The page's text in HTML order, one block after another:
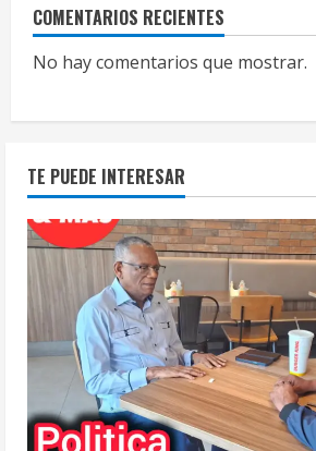
COMENTARIOS RECIENTES
No hay comentarios que mostrar.
TE PUEDE INTERESAR